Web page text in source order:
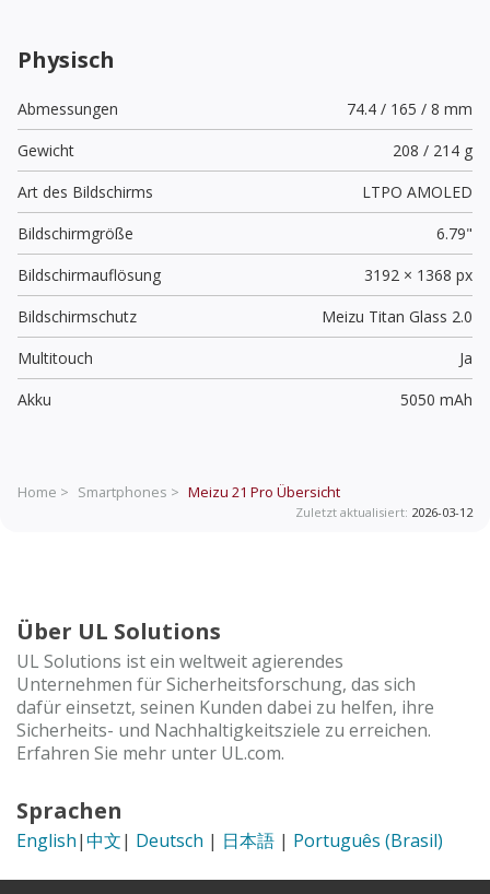
Physisch
Abmessungen
74.4 / 165 / 8 mm
Gewicht
208 / 214 g
Art des Bildschirms
LTPO AMOLED
Bildschirmgröße
6.79"
Bildschirmauflösung
3192 × 1368 px
Bildschirmschutz
Meizu Titan Glass 2.0
Multitouch
Ja
Akku
5050 mAh
Home > Smartphones > Meizu 21 Pro Übersicht
Zuletzt aktualisiert: 2026-03-12
Über UL Solutions
UL Solutions ist ein weltweit agierendes
Unternehmen für Sicherheitsforschung, das sich
dafür einsetzt, seinen Kunden dabei zu helfen, ihre
Sicherheits- und Nachhaltigkeitsziele zu erreichen.
Erfahren Sie mehr unter UL.com.
Sprachen
English|中文| Deutsch | 日本語 | Português (Brasil)